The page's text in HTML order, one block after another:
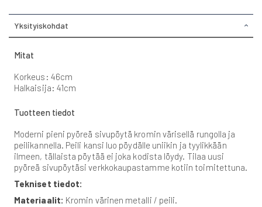
Yksityiskohdat
Mitat
Korkeus: 46cm
Halkaisija: 41cm
Tuotteen tiedot
Moderni pieni pyöreä sivupöytä kromin värisellä rungolla ja
peilikannella. Peili kansi luo pöydälle uniikin ja tyylikkään
ilmeen, tällaista pöytää ei joka kodista löydy. Tilaa uusi
pyöreä sivupöytäsi verkkokaupastamme kotiin toimitettuna.
Tekniset tiedot:
Materiaalit: Kromin värinen metalli / peili.